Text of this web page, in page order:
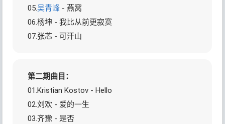
05.吴青峰 - 燕窝
06.杨坤 - 我比从前更寂寞
07.张芯 - 可汗山
第二期曲目：
01.Kristian Kostov - Hello
02.刘欢 - 爱的一生
03.齐豫 - 是否